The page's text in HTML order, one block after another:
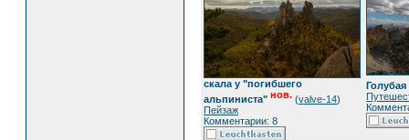
скала у "погибшего
альпиниста" нов. (valve-14)
Пейзаж
Комментарии: 8
Голубая